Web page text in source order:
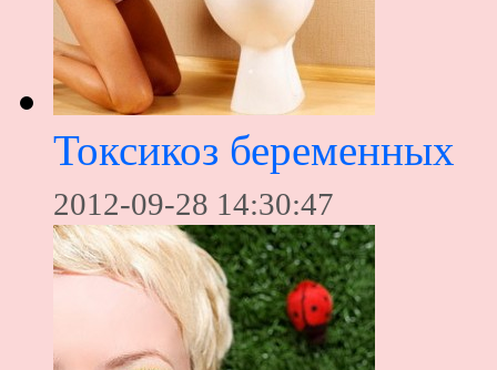
Токсикоз беременных
2012-09-28 14:30:47